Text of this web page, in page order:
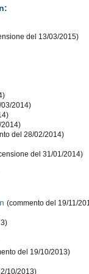
del 13/03/2015)
2014)
2014)
del 28/02/2014)
del 31/01/2014)
(commento del 19/11/
del 19/10/2013)
10/2013)